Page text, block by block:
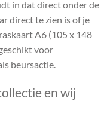
in dat direct onder de
direct te zien is of je
A6 (105 x 148
voor
beursactie.
en wij